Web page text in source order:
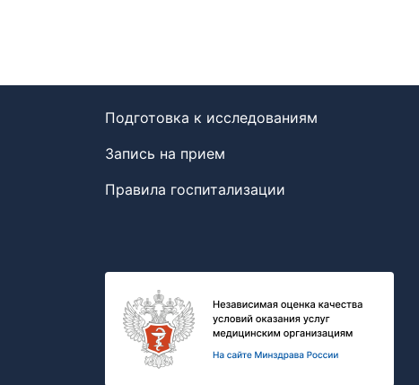
Подготовка к исследованиям
Запись на прием
Правила госпитализации